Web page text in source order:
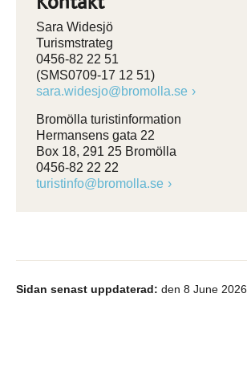
Sara Widesjö
Turismstrateg
0456-82 22 51
(SMS0709-17 12 51)
sara.widesjo@bromolla.se
Bromölla turistinformation
Hermansens gata 22
Box 18, 291 25 Bromölla
0456-82 22 22
turistinfo@bromolla.se
Sidan senast uppdaterad: den 8 June 2026